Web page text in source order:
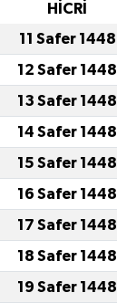
HİCRİ
11 Safer 1448
12 Safer 1448
13 Safer 1448
14 Safer 1448
15 Safer 1448
16 Safer 1448
17 Safer 1448
18 Safer 1448
19 Safer 1448